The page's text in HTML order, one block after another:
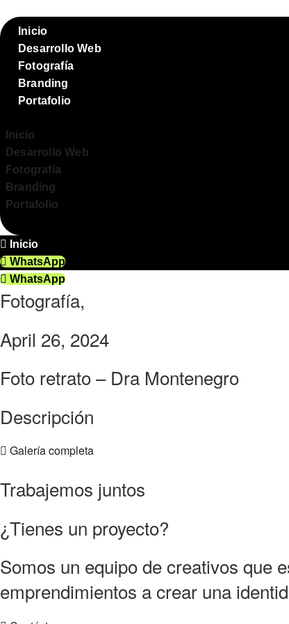
Inicio
Desarrollo Web
Fotografía
Branding
Portafolio
Inicio
Desarrollo Web
Fotografía
Branding
Portafolio
Inicio
WhatsApp
WhatsApp
Fotografía,
April 26, 2024
Foto retrato – Dra Montenegro
Descripción
Galería completa
Trabajemos juntos
¿Tienes un proyecto?
Somos un equipo de creativos que
emprendimientos a crear una